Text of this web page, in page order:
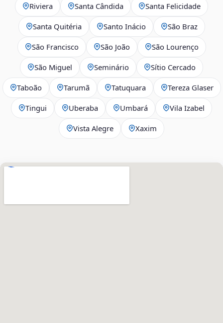
Riviera Santa Cândida Santa Felicidade
Santa Quitéria Santo Inácio São Braz
São Francisco São João São Lourenço
São Miguel Seminário Sítio Cercado
Taboão Tarumã Tatuquara Tereza Glaser
Tingui Uberaba Umbará Vila Izabel
Vista Alegre Xaxim